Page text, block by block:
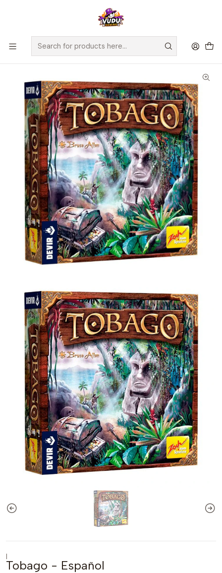
🚀 ¡Despachamos a todo Chile! Envío GRATIS a Regiones sobre
$100.000 y a RM sobre $35.000
Juegos de Mesa Editorial Devir Tobago - Español
|
Tobago - Español